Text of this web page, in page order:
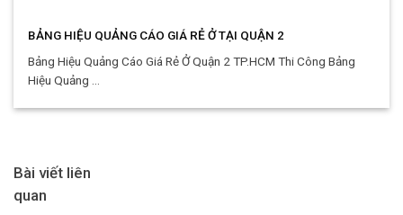
BẢNG HIỆU QUẢNG CÁO GIÁ RẺ Ở TẠI QUẬN 2
Bảng Hiệu Quảng Cáo Giá Rẻ Ở Quận 2 TP.HCM Thi Công Bảng
Hiệu Quảng ...
Bài viết liên
quan